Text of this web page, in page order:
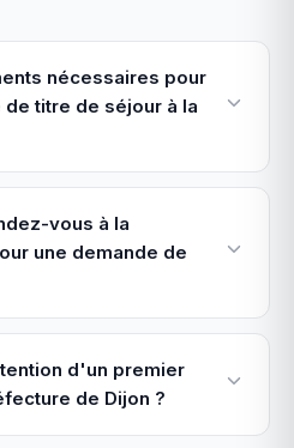
nécessaires pour
titre de séjour à la
vous à la
une demande de
d'un premier
de Dijon ?